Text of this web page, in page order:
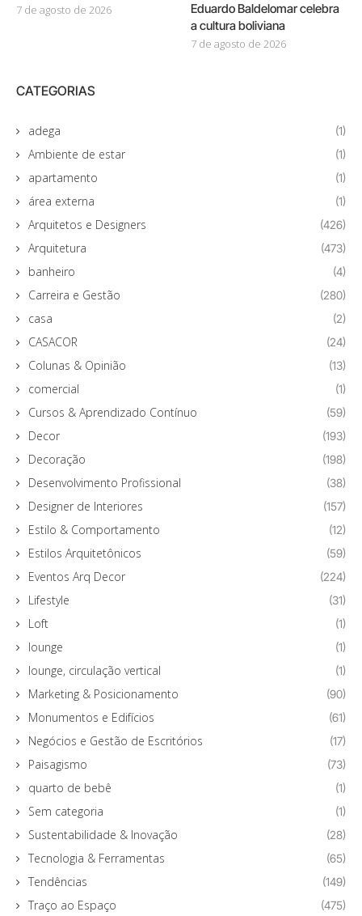
7 de agosto de 2026
Eduardo Baldelomar celebra
a cultura boliviana
7 de agosto de 2026
CATEGORIAS
adega (1)
Ambiente de estar (1)
apartamento (1)
área externa (1)
Arquitetos e Designers (426)
Arquitetura (473)
banheiro (4)
Carreira e Gestão (280)
casa (2)
CASACOR (24)
Colunas & Opinião (13)
comercial (1)
Cursos & Aprendizado Contínuo (59)
Decor (193)
Decoração (198)
Desenvolvimento Profissional (38)
Designer de Interiores (157)
Estilo & Comportamento (12)
Estilos Arquitetônicos (59)
Eventos Arq Decor (224)
Lifestyle (31)
Loft (1)
lounge (1)
lounge, circulação vertical (1)
Marketing & Posicionamento (90)
Monumentos e Edifícios (61)
Negócios e Gestão de Escritórios (17)
Paisagismo (73)
quarto de bebê (1)
Sem categoria (1)
Sustentabilidade & Inovação (28)
Tecnologia & Ferramentas (65)
Tendências (149)
Traço ao Espaço (475)